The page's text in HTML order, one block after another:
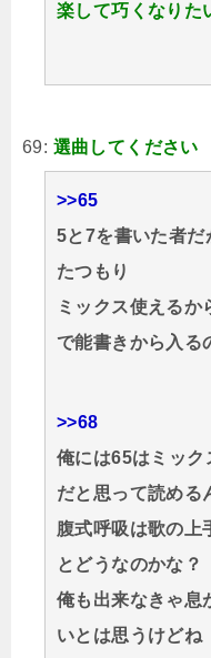
楽して巧くなりた
69: 選曲してください
>>65
5と7を書いた者だ
たつもり
ミックス使えるか
で能書きから入る
>>68
俺には65はミック
だと思って読める
腹式呼吸は歌の上
とどうなのかな？
俺も出来なきゃ息
いとは思うけどね